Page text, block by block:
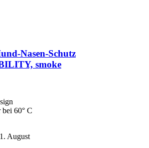
​Nasen-​Schutz
smoke
bei 60° C
August